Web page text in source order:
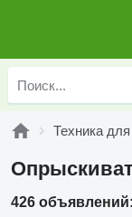
Техника
426 объявлений: